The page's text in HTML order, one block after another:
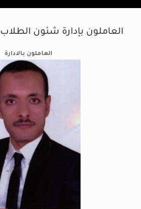
العاملون بإدارة شئون الطلاب
العاملون بالادارة